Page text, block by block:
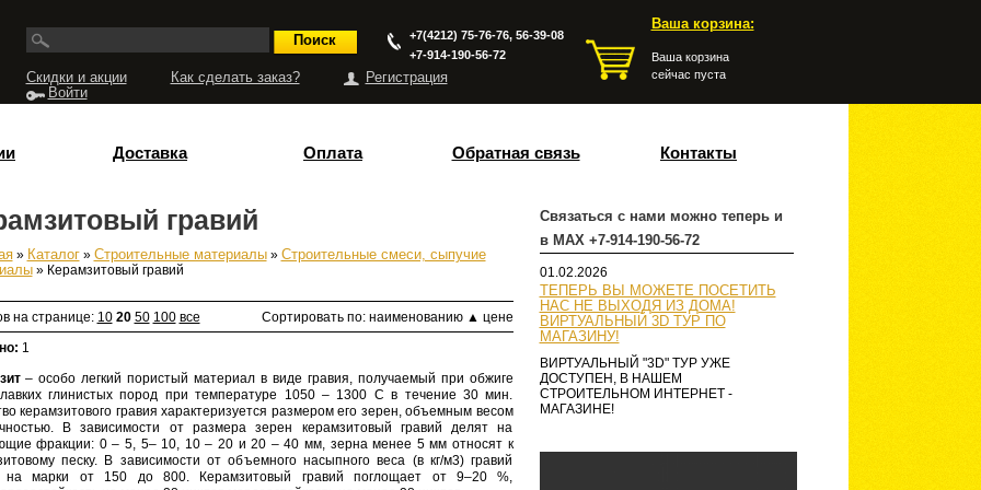
Ваша корзина:
Ваша корзина
сейчас пуста
+7(4212) 75-76-76, 56-39-08
+7-914-190-56-72
Скидки и акции Как сделать заказ?
Регистрация
Войти
Доставка Оплата Обратная связь Контакты
Связаться с нами можно теперь и
в MAX +7-914-190-56-72
01.02.2026
ТЕПЕРЬ ВЫ МОЖЕТЕ ПОСЕТИТЬ
НАС НЕ ВЫХОДЯ ИЗ ДОМА!
ВИРТУАЛЬНЫЙ 3D ТУР ПО
МАГАЗИНУ!
ВИРТУАЛЬНЫЙ "3D" ТУР УЖЕ
ДОСТУПЕН, В НАШЕМ
СТРОИТЕЛЬНОМ ИНТЕРНЕТ -
МАГАЗИНЕ!
гравий
» Каталог» Строительные материалы» Строительные смеси, сыпучие
» Керамзитовый гравий
на странице: 10 20 50 100 все Сортировать по: наименованию ▲ цене
1
– особо легкий пористый материал в виде гравия, получаемый при обжиге
глинистых пород при температуре 1050 – 1300 С в течение 30 мин.
керамзитового гравия характеризуется размером его зерен, объемным весом
В зависимости от размера зерен керамзитовый гравий делят на
фракции: 0 – 5, 5– 10, 10 – 20 и 20 – 40 мм, зерна менее 5 мм относят к
песку. В зависимости от объемного насыпного веса (в кг/м3) гравий
на марки от 150 до 800. Керамзитовый гравий поглощает от 9–20 %,